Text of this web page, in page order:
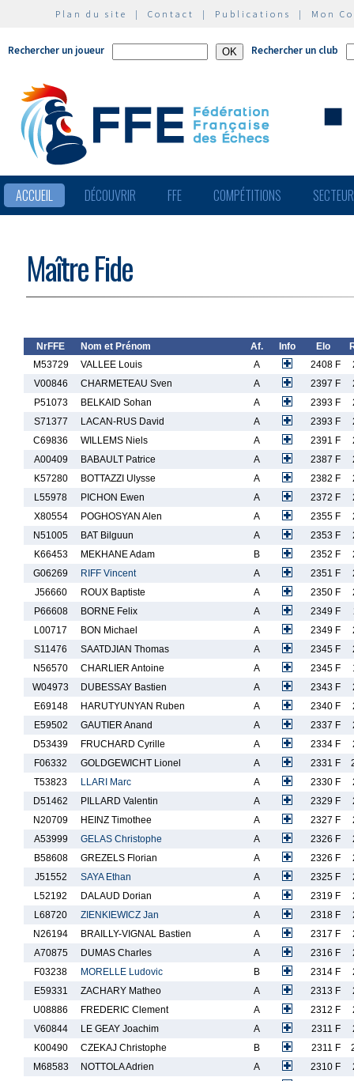
Plan du site | Contact | Publications | Mon
Rechercher un joueur Rechercher un club
ACCUEIL DÉCOUVRIR FFE COMPÉTITIONS
Maître Fide
NrFFE Nom et Prénom Af. Info Elo
M53729
VALLEE Louis A 2408 F
V00846
CHARMETEAU Sven A 2397 F
P51073
BELKAID Sohan A 2393 F
S71377
LACAN-RUS David A 2393 F
C69836
WILLEMS Niels A 2391 F
A00409
BABAULT Patrice A 2387 F
K57280
BOTTAZZI Ulysse A 2382 F
L55978
PICHON Ewen A 2372 F
X80554
POGHOSYAN Alen A 2355 F
N51005
BAT Bilguun A 2353 F
K66453
MEKHANE Adam B 2352 F
G06269
RIFF Vincent A 2351 F
J56660
ROUX Baptiste A 2350 F
P66608
BORNE Felix A 2349 F
L00717
BON Michael A 2349 F
S11476
SAATDJIAN Thomas A 2345 F
N56570
CHARLIER Antoine A 2345 F
W04973
DUBESSAY Bastien A 2343 F
E69148
HARUTYUNYAN Ruben A 2340 F
E59502
GAUTIER Anand A 2337 F
D53439
FRUCHARD Cyrille A 2334 F
F06332
GOLDGEWICHT Lionel A 2331 F
T53823
LLARI Marc A 2330 F
D51462
PILLARD Valentin A 2329 F
N20709
HEINZ Timothee A 2327 F
A53999
GELAS Christophe A 2326 F
B58608
GREZELS Florian A 2326 F
J51552
SAYA Ethan A 2325 F
L52192
DALAUD Dorian A 2319 F
L68720
ZIENKIEWICZ Jan A 2318 F
N26194
BRAILLY-VIGNAL Bastien A 2317 F
A70875
DUMAS Charles A 2316 F
F03238
MORELLE Ludovic B 2314 F
E59331
ZACHARY Matheo A 2313 F
U08886
FREDERIC Clement A 2312 F
V60844
LE GEAY Joachim A 2311 F
K00490
CZEKAJ Christophe B 2311 F
M68583
NOTTOLA Adrien A 2310 F